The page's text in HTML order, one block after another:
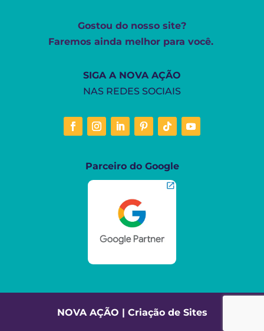
Gostou do nosso site?
Faremos ainda melhor para você.
SIGA A NOVA AÇÃO
NAS REDES SOCIAIS
Parceiro do Google
NOVA AÇÃO | Criação de Sites